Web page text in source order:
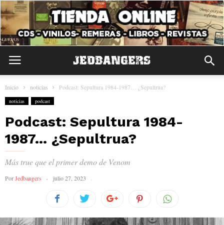
Inicio noticias Podcast: Sepultura 1984-1987… ¿Sepultrua?
noticias podcast
Podcast: Sepultura 1984-
1987… ¿Sepultrua?
Más true que el primer demo de Venom
PorJedbangers julio 27, 2023